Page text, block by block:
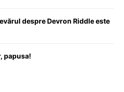
despre Devron Riddle este
papusa!